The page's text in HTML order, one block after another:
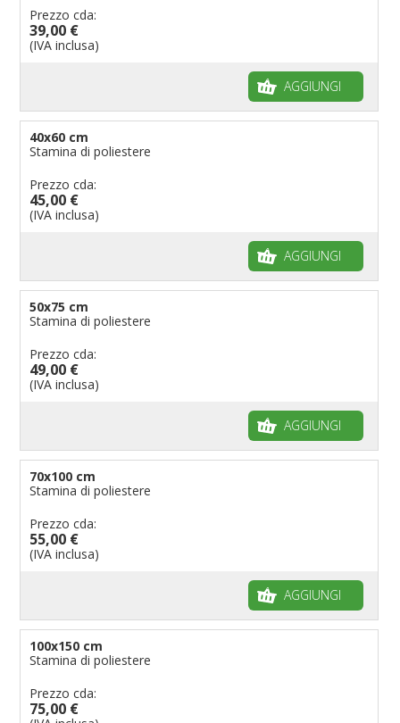
Prezzo cda:
39,00 €
(IVA inclusa)
AGGIUNGI
40x60 cm
Stamina di poliestere
Prezzo cda:
45,00 €
(IVA inclusa)
AGGIUNGI
50x75 cm
Stamina di poliestere
Prezzo cda:
49,00 €
(IVA inclusa)
AGGIUNGI
70x100 cm
Stamina di poliestere
Prezzo cda:
55,00 €
(IVA inclusa)
AGGIUNGI
100x150 cm
Stamina di poliestere
Prezzo cda:
75,00 €